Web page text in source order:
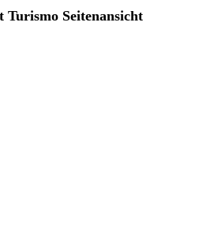
Turismo Seitenansicht